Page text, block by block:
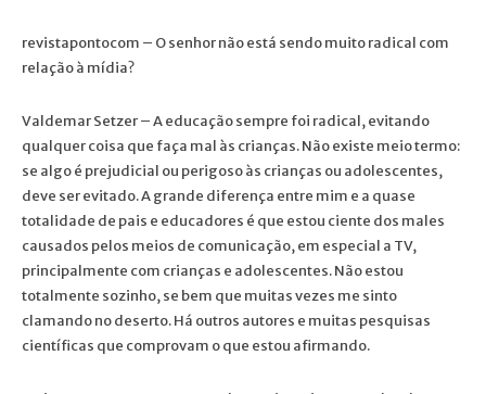
revistapontocom – O senhor não está sendo muito radical com
relação à mídia?
Valdemar Setzer – A educação sempre foi radical, evitando
qualquer coisa que faça mal às crianças. Não existe meio termo:
se algo é prejudicial ou perigoso às crianças ou adolescentes,
deve ser evitado. A grande diferença entre mim e a quase
totalidade de pais e educadores é que estou ciente dos males
causados pelos meios de comunicação, em especial a TV,
principalmente com crianças e adolescentes. Não estou
totalmente sozinho, se bem que muitas vezes me sinto
clamando no deserto. Há outros autores e muitas pesquisas
científicas que comprovam o que estou afirmando.